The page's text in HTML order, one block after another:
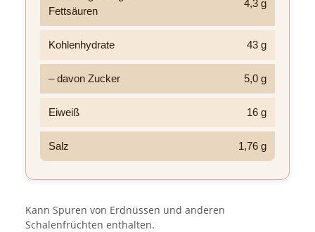
Fettsäuren
4,3 g
Kohlenhydrate 43 g
– davon Zucker 5,0 g
Eiweiß 16 g
Salz 1,76 g
Kann Spuren von Erdnüssen und anderen
Schalenfrüchten enthalten.